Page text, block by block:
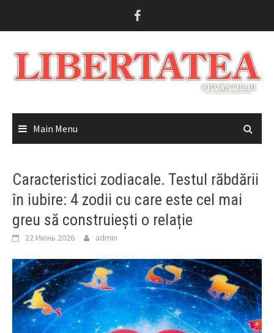
Main Menu
Caracteristici zodiacale. Testul răbdării
în iubire: 4 zodii cu care este cel mai
greu să construiești o relație
22 Июнь 2026 admin